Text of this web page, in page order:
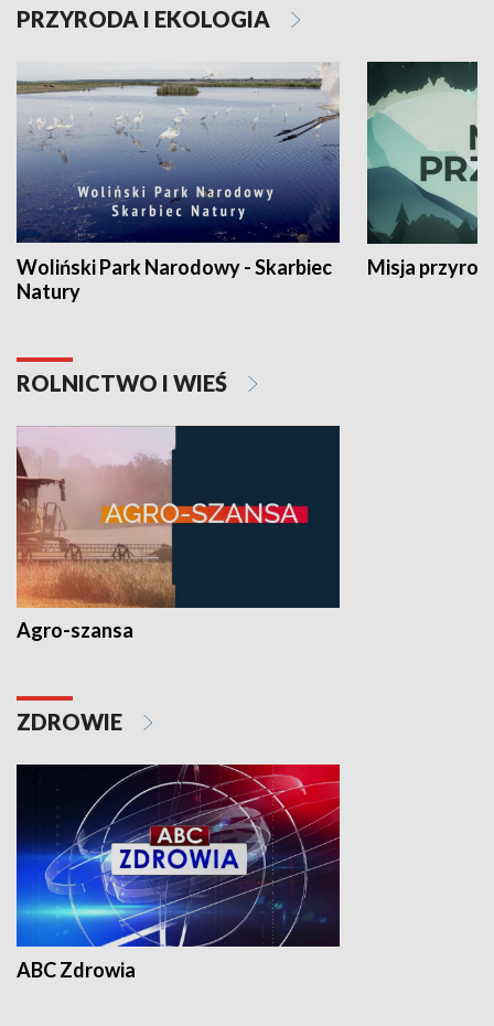
PRZYRODA I EKOLOGIA
Woliński Park Narodowy - Skarbiec
Natury
Misja
ROLNICTWO I WIEŚ
Agro-szansa
ZDROWIE
ABC Zdrowia